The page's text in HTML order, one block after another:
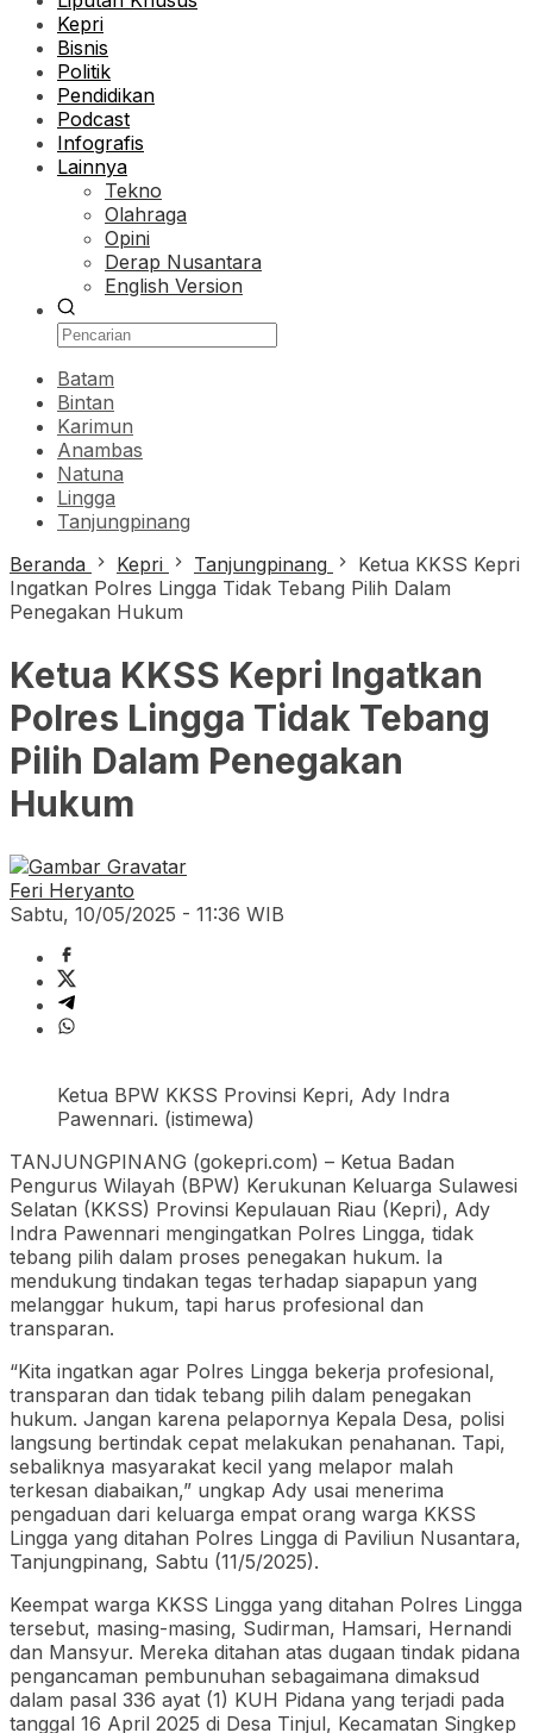
Kepri
Bisnis
Politik
Pendidikan
Podcast
Infografis
Lainnya
Tekno
Olahraga
Opini
Derap Nusantara
English Version
Batam
Bintan
Karimun
Anambas
Natuna
Lingga
Tanjungpinang
Beranda
Kepri Tanjungpinang
Ketua KKSS Kepri
Ingatkan Polres Lingga Tidak Tebang Pilih Dalam
Penegakan Hukum
Ketua KKSS Kepri Ingatkan
Polres Lingga Tidak Tebang
Pilih Dalam Penegakan
Hukum
Feri Heryanto
Sabtu, 10/05/2025 - 11:36 WIB
Ketua BPW KKSS Provinsi Kepri, Ady Indra
Pawennari. (istimewa)
TANJUNGPINANG (gokepri.com) – Ketua Badan
Pengurus Wilayah (BPW) Kerukunan Keluarga Sulawesi
Selatan (KKSS) Provinsi Kepulauan Riau (Kepri), Ady
Indra Pawennari mengingatkan Polres Lingga, tidak
tebang pilih dalam proses penegakan hukum. Ia
mendukung tindakan tegas terhadap siapapun yang
melanggar hukum, tapi harus profesional dan
transparan.
“Kita ingatkan agar Polres Lingga bekerja profesional,
transparan dan tidak tebang pilih dalam penegakan
hukum. Jangan karena pelapornya Kepala Desa, polisi
langsung bertindak cepat melakukan penahanan. Tapi,
sebaliknya masyarakat kecil yang melapor malah
terkesan diabaikan,” ungkap Ady usai menerima
pengaduan dari keluarga empat orang warga KKSS
Lingga yang ditahan Polres Lingga di Paviliun Nusantara,
Tanjungpinang, Sabtu (11/5/2025).
Keempat warga KKSS Lingga yang ditahan Polres Lingga
tersebut, masing-masing, Sudirman, Hamsari, Hernandi
dan Mansyur. Mereka ditahan atas dugaan tindak pidana
pengancaman pembunuhan sebagaimana dimaksud
dalam pasal 336 ayat (1) KUH Pidana yang terjadi pada
tanggal 16 April 2025 di Desa Tinjul, Kecamatan Singkep